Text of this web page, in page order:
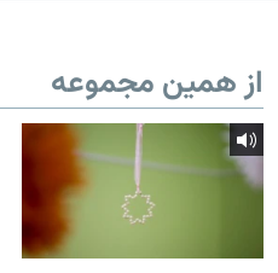
از همین مجموعه